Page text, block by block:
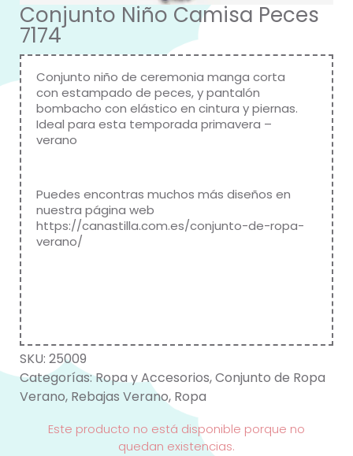
Conjunto Niño Camisa Peces
7174
Conjunto niño de ceremonia manga corta
con estampado de peces, y pantalón
bombacho con elástico en cintura y piernas.
Ideal para esta temporada primavera –
verano
Puedes encontras muchos más diseños en
nuestra página web
https://canastilla.com.es/conjunto-de-ropa-
verano/
SKU: 25009
Categorías:Ropa y Accesorios,Conjunto de Ropa
Verano, Rebajas Verano, Ropa
Este producto no está disponible porque no
quedan existencias.